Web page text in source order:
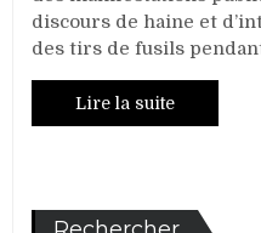
Burundi
discours de haine et
des tirs de fusils
Lire la suite